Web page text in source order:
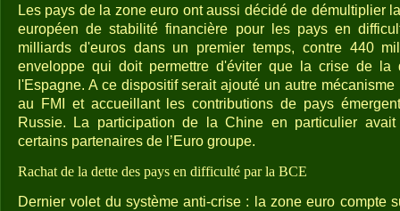
Les pays de la zone euro ont aussi décidé de démultiplier
européen de stabilité financière pour les pays en
milliards d'euros dans un premier temps, contre 440
enveloppe qui doit permettre d'éviter que la crise de la
l'Espagne. A ce dispositif serait ajouté un autre
au FMI et accueillant les contributions de pays
Russie. La participation de la Chine en particulier
certains partenaires de l’Euro groupe.
Rachat de la dette des pays en difficulté par la BCE
Dernier volet du système anti-crise : la zone euro compte